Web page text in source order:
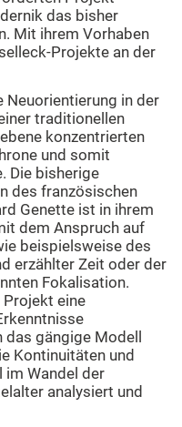
das bisher
Mit ihrem Vorhaben
Projekte an der
Neuorientierung in der
traditionellen
konzentrierten
und somit
Die bisherige
des französischen
Genette ist in ihrem
dem Anspruch auf
beispielsweise des
erzählter Zeit oder der
Fokalisation.
Projekt eine
gängige Modell
Kontinuitäten und
im Wandel der
analysiert und